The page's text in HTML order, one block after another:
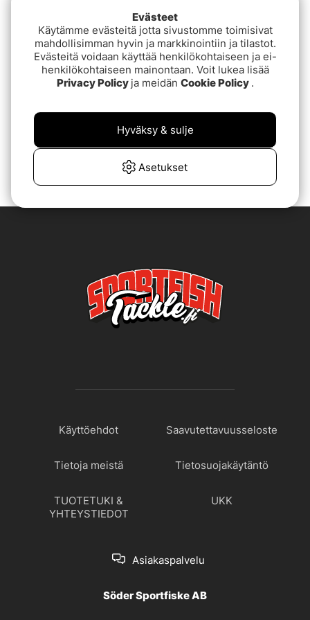
On Cloudrock
Waterproof All Black
€229
Käyttöehdot Saavutettavuusseloste
Tietoja meistä Tietosuojakäytäntö
TUOTETUKI &
YHTEYSTIEDOT
UKK
Asiakaspalvelu
Söder Sportfiske AB
Evästeet
Käytämme evästeitä jotta sivustomme toimisivat
mahdollisimman hyvin ja markkinointiin ja tilastot.
Evästeitä voidaan käyttää henkilökohtaiseen ja ei-
henkilökohtaiseen mainontaan. Voit lukea lisää
Privacy Policy ja meidän Cookie Policy .
Asetukset
Hyväksy & sulje